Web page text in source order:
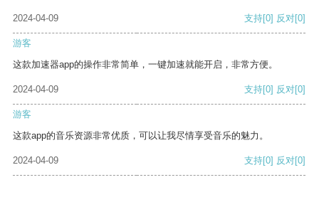
2024-04-09 支持[0] 反对[0]
游客
这款加速器app的操作非常简单，一键加速就能开启，非常方便。
2024-04-09 支持[0] 反对[0]
游客
这款app的音乐资源非常优质，可以让我尽情享受音乐的魅力。
2024-04-09 支持[0] 反对[0]